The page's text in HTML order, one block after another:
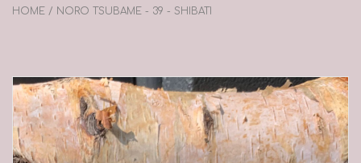
HOME / NORO TSUBAME - 39 - SHIBATI